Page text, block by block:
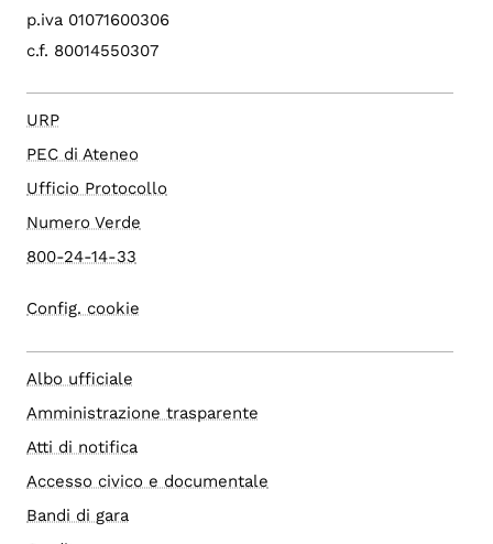
p.iva 01071600306
c.f. 80014550307
URP
PEC di Ateneo
Ufficio Protocollo
Numero Verde
800-24-14-33
Config. cookie
Albo ufficiale
Amministrazione trasparente
Atti di notifica
Accesso civico e documentale
Bandi di gara